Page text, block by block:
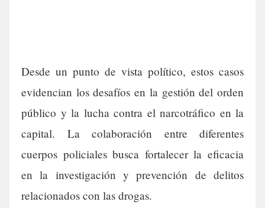
Desde un punto de vista político, estos casos
evidencian los desafíos en la gestión del orden
público y la lucha contra el narcotráfico en la
capital. La colaboración entre diferentes
cuerpos policiales busca fortalecer la eficacia
en la investigación y prevención de delitos
relacionados con las drogas.